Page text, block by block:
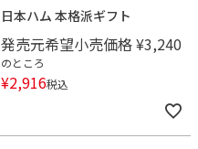
日本ハム 本格派ギフト
発売元希望小売価格¥3,240
のところ
¥2,916税込